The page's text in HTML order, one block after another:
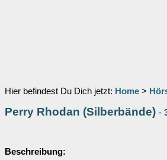
Hier befindest Du Dich jetzt: Home >
Perry Rhodan (Silberbände) -
Beschreibung: